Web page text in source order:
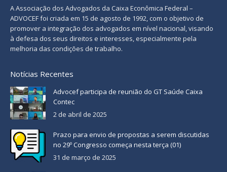
A Associação dos Advogados da Caixa Econômica Federal –
ADVOCEF foi criada em 15 de agosto de 1992, com o objetivo de
promover a integração dos advogados em nível nacional, visando
à defesa dos seus direitos e interesses, especialmente pela
melhoria das condições de trabalho.
Notícias Recentes
Advocef participa de reunião do GT Saúde Caixa
Contec
2 de abril de 2025
Prazo para envio de propostas a serem discutidas
no 29º Congresso começa nesta terça (01)
31 de março de 2025